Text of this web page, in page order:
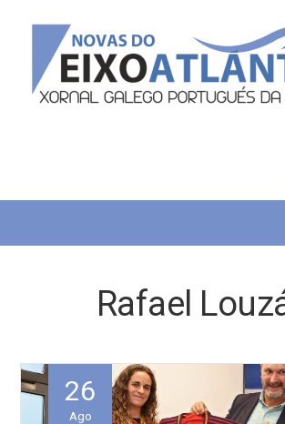
Rafael
26
Ago